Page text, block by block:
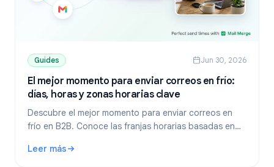
Guides Jun 30, 2026
El mejor momento para enviar correos en frío:
días, horas y zonas horarias clave
Descubre el mejor momento para enviar correos en
frío en B2B. Conoce las franjas horarias basadas en
Gmail y usar Mail Merge.
Leer más
: El mejor momento para enviar correos en frío: días,